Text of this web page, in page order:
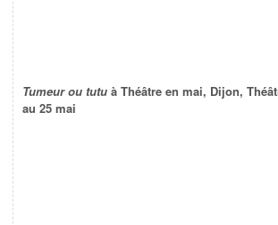
Tumeur ou tutu à Théâtre en mai, Dijon,
au 25 mai